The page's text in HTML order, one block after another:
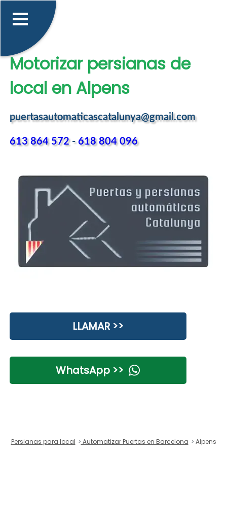
Motorizar persianas de
local en Alpens
puertasautomaticascatalunya@gmail.com
613 864 572-618 804 096
LLAMAR >>
WhatsApp >>
Persianas para local Automatizar Puertas en Barcelona Alpens